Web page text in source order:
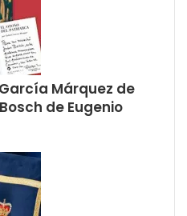
Márquez de
de Eugenio